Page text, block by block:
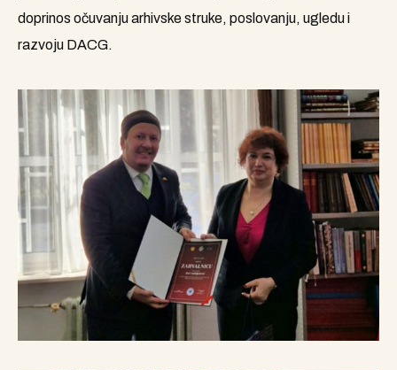
doprinos očuvanju arhivske struke, poslovanju, ugledu i
razvoju DACG.